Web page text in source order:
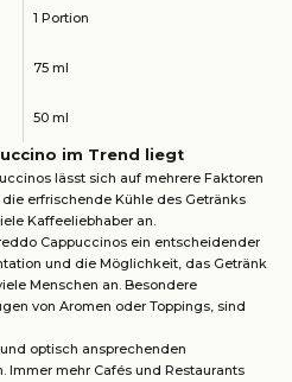
1 Portion
75 ml
50 ml
im Trend liegt
lässt sich auf mehrere Faktoren
erfrischende Kühle des Getränks
Kaffeeliebhaber an.
Cappuccinos ein entscheidender
und die Möglichkeit, das Getränk
Menschen an. Besondere
von Aromen oder Toppings, sind
optisch ansprechenden
mehr Cafés und Restaurants